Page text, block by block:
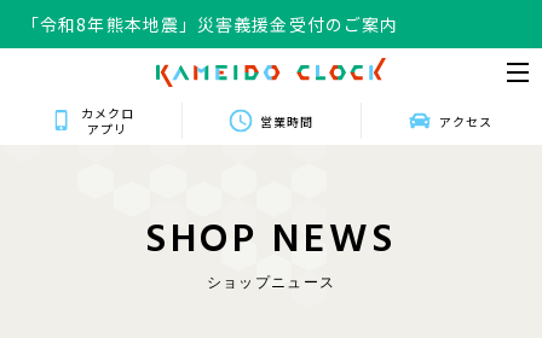
「令和8年熊本地震」災害義援金受付のご案内
カメクロ
アプリ
営業時間 アクセス
SHOP NEWS
ショップニュース